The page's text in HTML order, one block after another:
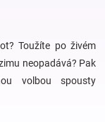
Toužíte po živém
neopadává? Pak
volbou spousty